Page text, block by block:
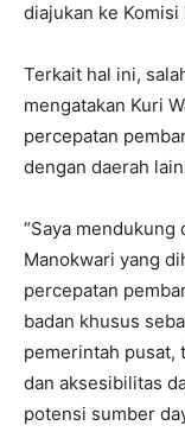
diajukan ke Komisi
Terkait hal ini,
mengatakan Kuri
percepatan
dengan daerah
“Saya
Manokwari yang
percepatan
badan khusus
pemerintah pusat,
dan aksesibilitas
potensi sumber